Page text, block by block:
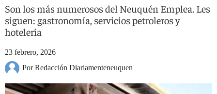
Son los más numerosos del Neuquén Emplea. Les
siguen: gastronomía, servicios petroleros y
hotelería
23 febrero, 2026
Por Redacción Diariamenteneuquen